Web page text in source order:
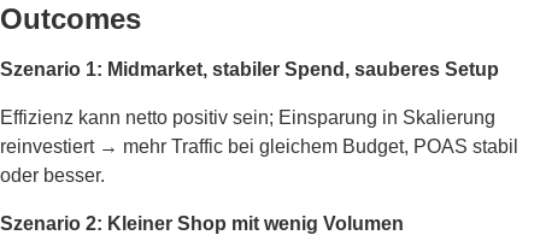
Outcomes
Szenario 1: Midmarket, stabiler Spend, sauberes Setup
Effizienz kann netto positiv sein; Einsparung in Skalierung
reinvestiert → mehr Traffic bei gleichem Budget, POAS stabil
oder besser.
Szenario 2: Kleiner Shop mit wenig Volumen